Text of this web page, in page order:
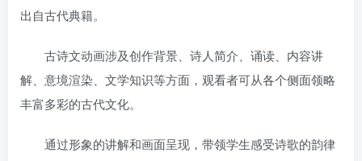
出自古代典籍。
古诗文动画涉及创作背景、诗人简介、诵读、内容讲
解、意境渲染、文学知识等方面，观看者可从各个侧面领略
丰富多彩的古代文化。
通过形象的讲解和画面呈现，带领学生感受诗歌的韵律